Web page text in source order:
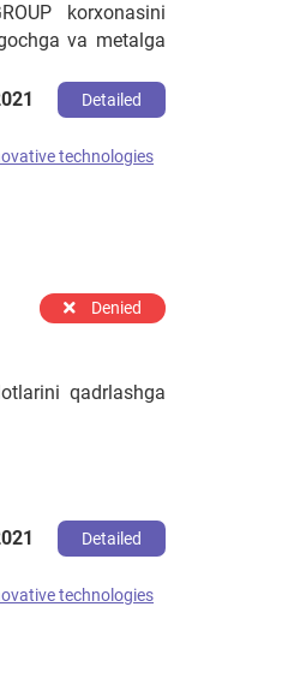
korxonasini
va metalga
berila man osha
Detailed
technologies
Denied
qadrlashga
Detailed
technologies